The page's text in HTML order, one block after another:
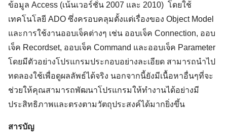
Search
for:
ข้อมูล Access (เน้นเวอร์ชั่น 2007 และ 2010) โดยใช้
เทคโนโลยี ADO ซึ่งครอบคลุมตั้งแต่เรื่องของ Object Model
และการใช้งานออบเจ็คต่างๆ เช่น ออบเจ็ค Connection, ออบ
เจ็ค Recordset, ออบเจ็ค Command และออบเจ็ค Parameter
โดยมีตัวอย่างโปรแกรมประกอบอย่างละเอียด สามารถนำไป
ทดลองใช้เพื่อดูผลลัพธ์ได้จริง นอกจากนี้ยังมีเนื้อหาอื่นๆที่จะ
ช่วยให้คุณสามารถพัฒนาโปรแกรมให้ทำงานได้อย่างมี
ประสิทธิภาพและตรงตามวัตถุประสงค์ได้มากยิ่งขึ้น
สารบัญ